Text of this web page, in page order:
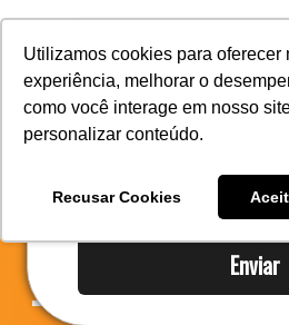
Enviar
Utilizamos cookies para oferecer
experiência, melhorar o
como você interage em nosso
personalizar conteúdo.
Recusar Cookies
A Mastersul
Responsabilidade social
Notícias
Comércio
– Nota